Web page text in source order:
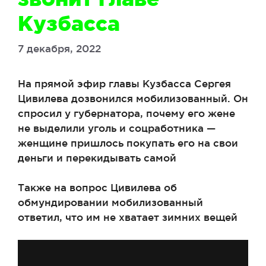
Кузбасса
7 декабря, 2022
На прямой эфир главы Кузбасса Сергея
Цивилева дозвонился мобилизованный. Он
спросил у губернатора, почему его жене
не выделили уголь и соцработника —
женщине пришлось покупать его на свои
деньги и перекидывать самой
Также на вопрос Цивилева об
обмундировании мобилизованный
ответил, что им не хватает зимних вещей